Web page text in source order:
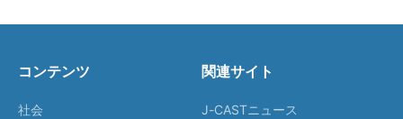
コンテンツ
社会
関連サイト
J-CASTニュース